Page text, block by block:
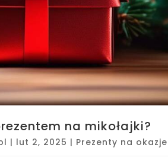
na mikołajki?
| lut 2, 2025 | Prezenty na okazje